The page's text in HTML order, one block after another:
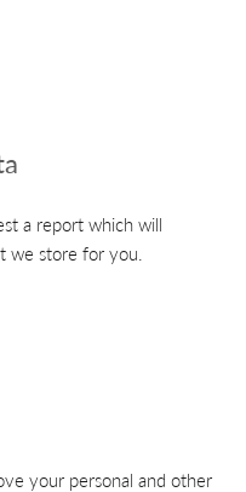
a report which will
we store for you.
your personal and other